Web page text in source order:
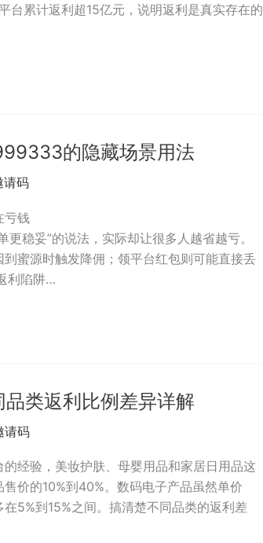
台累计返利超15亿元，说明返利是真实存在的
的隐藏场景用法
请码
亏钱
稳妥”的说法，实际却让很多人越省越亏。
蜜源时触发降佣；领平台红包则可能直接丢
利陷阱…
类返利比例差异详解
请码
经验，美妆护肤、母婴用品和家居日用品这
价的10%到40%。数码电子产品虽然单价
5%到15%之间。搞清楚不同品类的返利差